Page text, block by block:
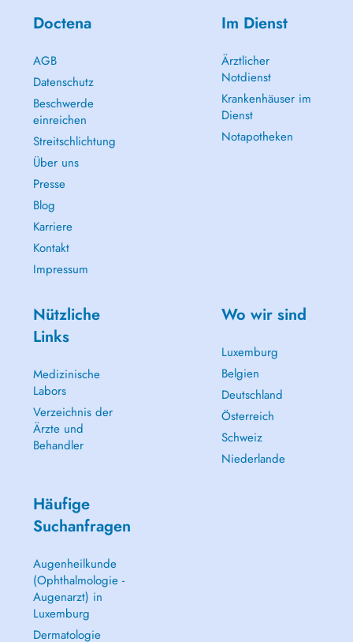
Doctena
AGB
Datenschutz
Beschwerde
einreichen
Streitschlichtung
Über uns
Presse
Blog
Karriere
Kontakt
Impressum
Im Dienst
Ärztlicher
Notdienst
Krankenhäuser im
Dienst
Notapotheken
Nützliche
Links
Medizinische
Labors
Verzeichnis der
Ärzte und
Behandler
Wo wir sind
Luxemburg
Belgien
Deutschland
Österreich
Schweiz
Niederlande
Häufige
Suchanfragen
Augenheilkunde
(Ophthalmologie -
Augenarzt) in
Luxemburg
Dermatologie